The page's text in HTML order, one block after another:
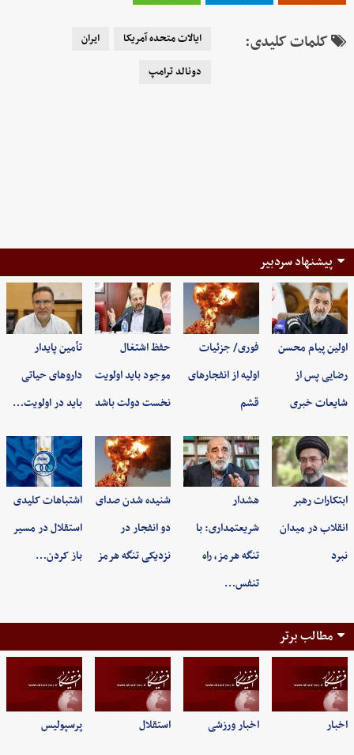
کلمات کلیدی: ایالات متحده آمریکا
ایران
دونالد ترامپ
پیشنهاد سردبیر
اولین پیام محسن
رضایی پس از
شایعات خبری
فوری/ جزئیات
اولیه از انفجارهای
قشم
حفظ اشتغال
موجود باید اولویت
نخست دولت باشد
تأمین پایدار
داروهای حیاتی
باید در اولویت…
ابتکارات رهبر
انقلاب در میدان
نبرد
هشدار
شریعتمداری: با
تنگه هرمز، راه
تنفس…
شنیده شدن صدای
دو انفجار در
نزدیکی تنگه هرمز
اشتباهات کلیدی
استقلال در مسیر
باز کردن…
مطالب برتر
اخبار اخبار ورزشی استقلال پرسپولیس